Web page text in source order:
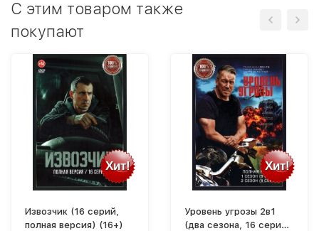
C этим товаром также
покупают
Хит!
Извозчик (16 серий,
полная версия) (16+)
Хит!
Уровень угрозы 2в1
(два сезона, 16 серий,